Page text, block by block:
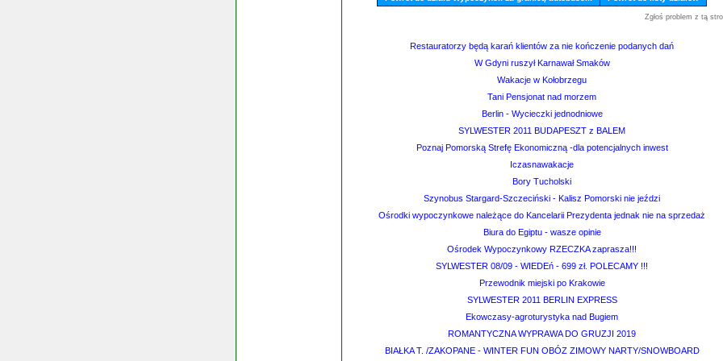
Zgłoś problem z tą
Restauratorzy będą karań klientów za nie kończenie podanych dań
W Gdyni ruszył Karnawał Smaków
Wakacje w Kołobrzegu
Tani Pensjonat nad morzem
Berlin - Wycieczki jednodniowe
SYLWESTER 2011 BUDAPESZT z BALEM
Poznaj Pomorską Strefę Ekonomiczną -dla potencjalnych inwest
Iczasnawakacje
Bory Tucholski
Szynobus Stargard-Szczeciński - Kalisz Pomorski nie jeździ
Ośrodki wypoczynkowe należące do Kancelarii Prezydenta jednak nie na sprzedaż
Biura do Egiptu - wasze opinie
Ośrodek Wypoczynkowy RZECZKA zaprasza!!!
SYLWESTER 08/09 - WIEDEń - 699 zł. POLECAMY !!!
Przewodnik miejski po Krakowie
SYLWESTER 2011 BERLIN EXPRESS
Ekowczasy-agroturystyka nad Bugiem
ROMANTYCZNA WYPRAWA DO GRUZJI 2019
BIAŁKA T. /ZAKOPANE - WINTER FUN OBÓZ ZIMOWY NARTY/SNOWBOARD